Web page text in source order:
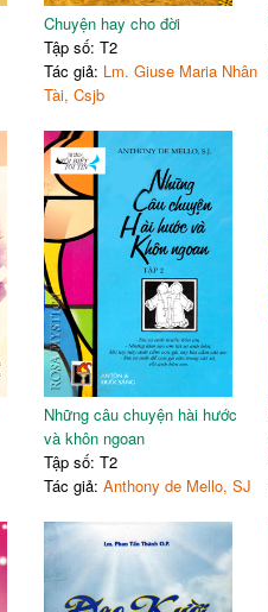
Chuyện hay cho đời
Tập số: T2
Tác giả: Lm. Giuse Maria Nhân
Tài, Csjb
Những câu chuyện hài hước
và khôn ngoan
Tập số: T2
Tác giả: Anthony de Mello, SJ